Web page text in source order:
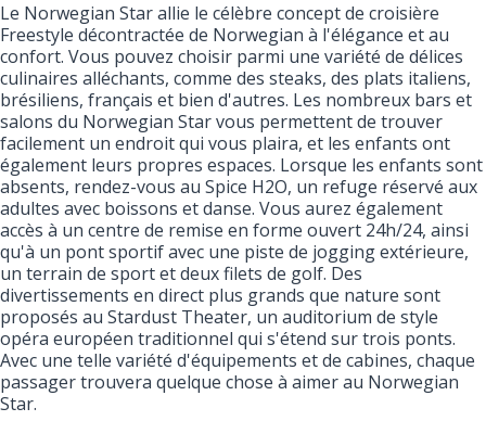
Le Norwegian Star allie le célèbre concept de croisière
Freestyle décontractée de Norwegian à l'élégance et au
confort. Vous pouvez choisir parmi une variété de délices
culinaires alléchants, comme des steaks, des plats italiens,
brésiliens, français et bien d'autres. Les nombreux bars et
salons du Norwegian Star vous permettent de trouver
facilement un endroit qui vous plaira, et les enfants ont
également leurs propres espaces. Lorsque les enfants sont
absents, rendez-vous au Spice H2O, un refuge réservé aux
adultes avec boissons et danse. Vous aurez également
accès à un centre de remise en forme ouvert 24h/24, ainsi
qu'à un pont sportif avec une piste de jogging extérieure,
un terrain de sport et deux filets de golf. Des
divertissements en direct plus grands que nature sont
proposés au Stardust Theater, un auditorium de style
opéra européen traditionnel qui s'étend sur trois ponts.
Avec une telle variété d'équipements et de cabines, chaque
passager trouvera quelque chose à aimer au Norwegian
Star.